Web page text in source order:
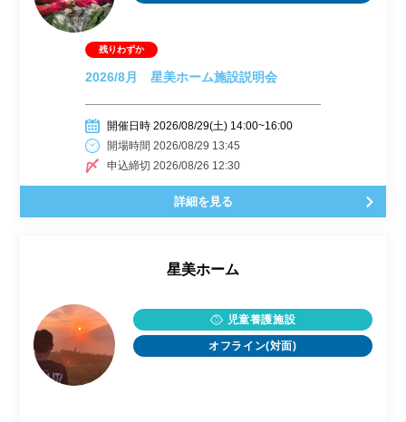
2026/8月 星美ホーム施設説明会
開催日時 2026/08/29(土) 14:00~16:00
開場時間 2026/08/29 13:45
申込締切 2026/08/26 12:30
詳細を見る
星美ホーム
児童養護施設
オフライン(対面)